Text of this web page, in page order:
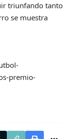
triunfando tanto
se muestra
premio-